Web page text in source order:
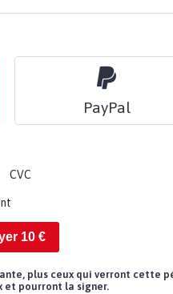
PayPal
CVC
10€
plus ceux qui verront cette
et pourront la signer.